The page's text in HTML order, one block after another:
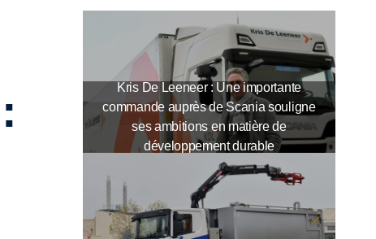
Kris De Leeneer : Une importante
commande auprès de Scania souligne
ses ambitions en matière de
développement durable